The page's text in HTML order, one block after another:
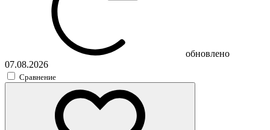
обновлено
07.08.2026
Сравнение